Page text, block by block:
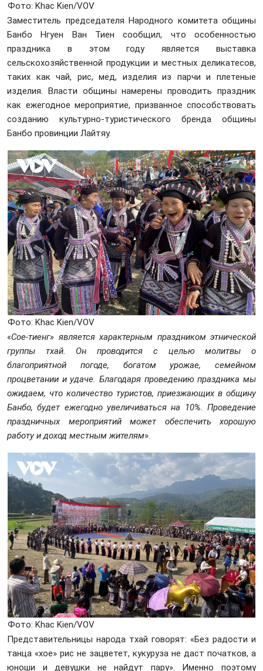
Фото: Khаc Kiеn/VOV
Заместитель председателя Народного комитета общины
Банбо Нгуен Ван Тиен сообщил, что особенностью
праздника в этом году является выставка
сельскохозяйственной продукции и местных деликатесов,
таких как чай, рис, мед, изделия из парчи и плетеные
изделия. Власти общины намерены проводить праздник
как ежегодное мероприятие, призванное способствовать
созданию культурно-туристического бренда общины
Банбо провинции Лайтяу.
Фото: Khаc Kiеn/VOV
«Сое-тиенг» является характерным праздником этнической
группы тхай. Он проводится с целью молитвы о
благоприятной погоде, богатом урожае, семейном
процветании и удаче. Благодаря проведению праздника мы
ожидаем, что количество туристов, приезжающих в общину
Банбо, будет ежегодно увеличиваться на 10%. Проведение
праздничных мероприятий может обеспечить хорошую
работу и доход местным жителям».
Фото: Khаc Kiеn/VOV
Представительницы народа тхай говорят: «Без радости и
танца «хое» рис не зацветет, кукуруза не даст початков, а
юноши и девушки не найдут пару». Именно поэтому